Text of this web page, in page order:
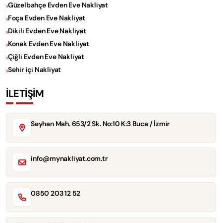
Güzelbahçe Evden Eve Nakliyat
Foça Evden Eve Nakliyat
Dikili Evden Eve Nakliyat
Konak Evden Eve Nakliyat
Çiğli Evden Eve Nakliyat
Sehir içi Nakliyat
İLETİŞİM
Seyhan Mah. 653/2 Sk. No:10 K:3 Buca / İzmir
info@mynakliyat.com.tr
0850 203 12 52